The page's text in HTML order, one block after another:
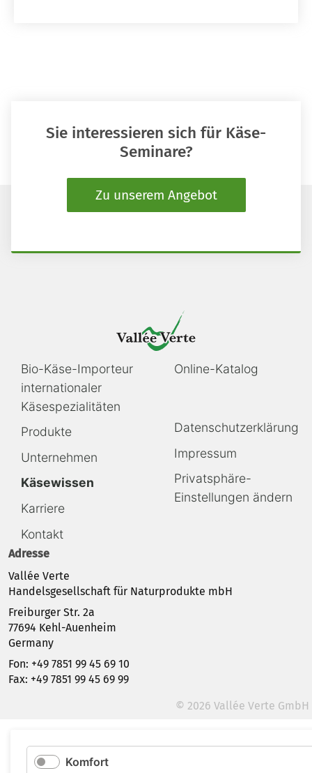
Sie interessieren sich für Käse-
Seminare?
Zu unserem Angebot
Navigation
überspringen
Bio-Käse-Importeur
internationaler
Käsespezialitäten
Produkte
Unternehmen
Käsewissen
Karriere
Kontakt
Navigation
Online-Katalog
Navigation
überspringen
Datenschutzerklärung
Impressum
Privatsphäre-
Einstellungen ändern
Adresse
Vallée Verte
Handelsgesellschaft für Naturprodukte mbH
Freiburger Str. 2a
77694 Kehl-Auenheim
Germany
Fon: +49 7851 99 45 69 10
Fax: +49 7851 99 45 69 99
© 2026 Vallée Verte GmbH
Komfort